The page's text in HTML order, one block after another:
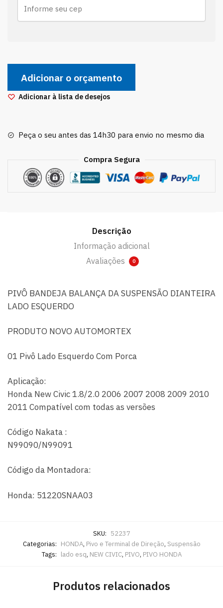
Bandeja
Balança
New
Adicionar o orçamento
Adicionar à lista de desejos
Peça o seu antes das 14h30 para envio no mesmo dia
Compra Segura
Descrição
Informação adicional
Avaliações
0
PIVÔ BANDEJA BALANÇA DA SUSPENSÃO DIANTEIRA
LADO ESQUERDO
PRODUTO NOVO AUTOMORTEX
01 Pivô Lado Esquerdo Com Porca
Aplicação:
Honda New Civic 1.8/2.0 2006 2007 2008 2009 2010
2011 Compatível com todas as versões
Código Nakata :
N99090/N99091
Código da Montadora:
Honda: 51220SNAA03
SKU: 52237
Categorias: HONDA, Pivo e Terminal de Direção, Suspensão
Tags: lado esq, NEW CIVIC, PIVO, PIVO HONDA
Produtos relacionados